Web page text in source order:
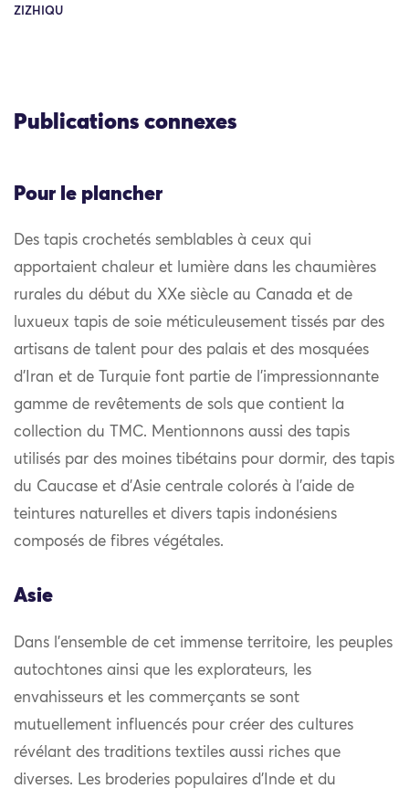
ZIZHIQU
Publications connexes
Pour le plancher
Des tapis crochetés semblables à ceux qui
apportaient chaleur et lumière dans les chaumières
rurales du début du XXe siècle au Canada et de
luxueux tapis de soie méticuleusement tissés par des
artisans de talent pour des palais et des mosquées
d’Iran et de Turquie font partie de l’impressionnante
gamme de revêtements de sols que contient la
collection du TMC. Mentionnons aussi des tapis
utilisés par des moines tibétains pour dormir, des tapis
du Caucase et d’Asie centrale colorés à l’aide de
teintures naturelles et divers tapis indonésiens
composés de fibres végétales.
Asie
Dans l’ensemble de cet immense territoire, les peuples
autochtones ainsi que les explorateurs, les
envahisseurs et les commerçants se sont
mutuellement influencés pour créer des cultures
révélant des traditions textiles aussi riches que
diverses. Les broderies populaires d’Inde et du